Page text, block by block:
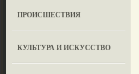
ПРОИСШЕСТВИЯ
КУЛЬТУРА И ИСКУССТВО